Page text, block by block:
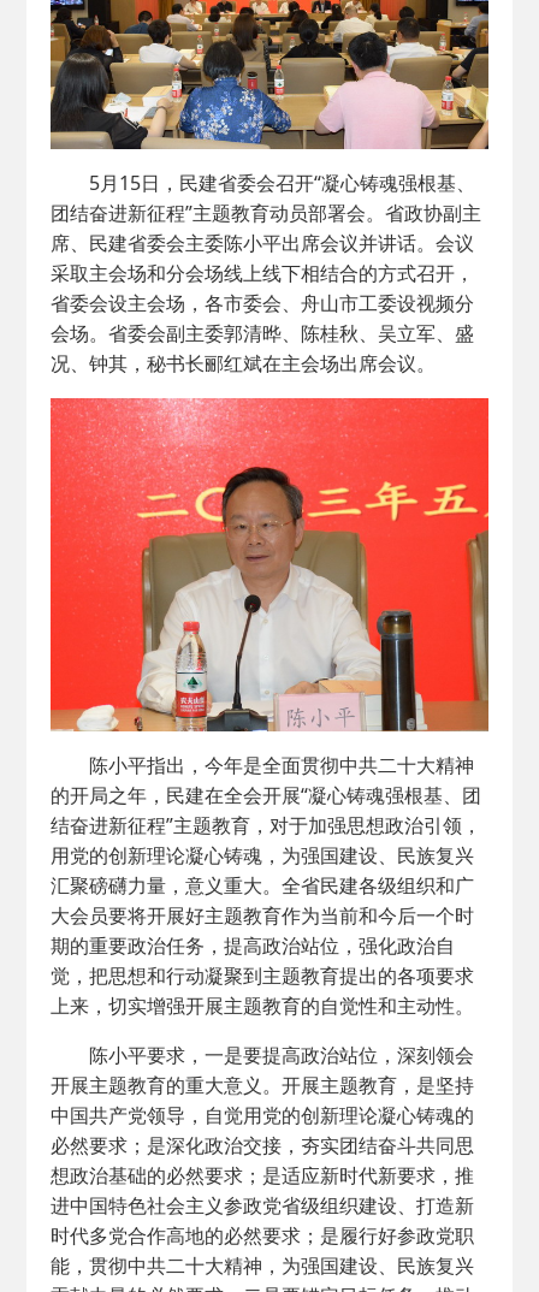
5月15日，民建省委会召开“凝心铸魂强根基、
团结奋进新征程”主题教育动员部署会。省政协副主
席、民建省委会主委陈小平出席会议并讲话。会议
采取主会场和分会场线上线下相结合的方式召开，
省委会设主会场，各市委会、舟山市工委设视频分
会场。省委会副主委郭清晔、陈桂秋、吴立军、盛
况、钟其，秘书长郦红斌在主会场出席会议。
陈小平指出，今年是全面贯彻中共二十大精神
的开局之年，民建在全会开展“凝心铸魂强根基、团
结奋进新征程”主题教育，对于加强思想政治引领，
用党的创新理论凝心铸魂，为强国建设、民族复兴
汇聚磅礴力量，意义重大。全省民建各级组织和广
大会员要将开展好主题教育作为当前和今后一个时
期的重要政治任务，提高政治站位，强化政治自
觉，把思想和行动凝聚到主题教育提出的各项要求
上来，切实增强开展主题教育的自觉性和主动性。
陈小平要求，一是要提高政治站位，深刻领会
开展主题教育的重大意义。开展主题教育，是坚持
中国共产党领导，自觉用党的创新理论凝心铸魂的
必然要求；是深化政治交接，夯实团结奋斗共同思
想政治基础的必然要求；是适应新时代新要求，推
进中国特色社会主义参政党省级组织建设、打造新
时代多党合作高地的必然要求；是履行好参政党职
能，贯彻中共二十大精神，为强国建设、民族复兴